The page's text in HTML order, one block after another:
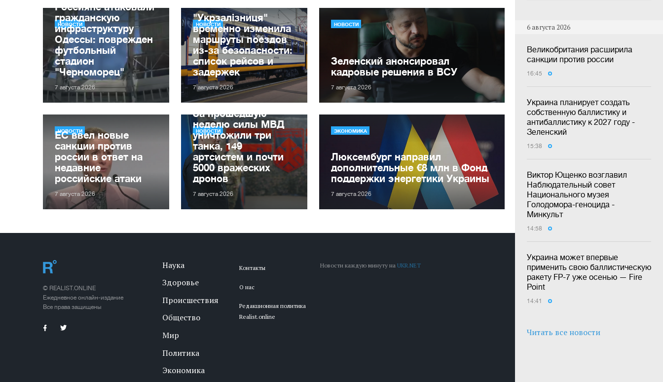
6 августа 2026
Великобритания расширила
санкции против россии
16:45
Украина планирует создать
собственную баллистику и
антибаллистику к 2027 году -
Зеленский
15:38
Виктор Ющенко возглавил
Наблюдательный совет
Национального музея
Голодомора-геноцида -
Минкульт
14:58
Украина может впервые
применить свою баллистическую
ракету FP-7 уже осенью — Fire
Point
14:41
Читать все новости
НОВОСТИ
Россияне атаковали
гражданскую
инфраструктуру
Одессы: поврежден
футбольный
стадион
"Черноморец"
7 августа 2026
НОВОСТИ
"Укрзалізниця"
временно изменила
маршруты поездов
из-за безопасности:
список рейсов и
задержек
7 августа 2026
НОВОСТИ
Зеленский анонсировал
кадровые решения в ВСУ
7 августа 2026
НОВОСТИ
ЕС ввел новые
санкции против
россии в ответ на
недавние
российские атаки
7 августа 2026
НОВОСТИ
За прошедшую
неделю силы МВД
уничтожили три
танка, 149
артсистем и почти
5000 вражеских
дронов
7 августа 2026
ЭКОНОМИКА
Люксембург направил
дополнительные €8 млн в Фонд
поддержки энергетики Украины
7 августа 2026
© REALIST.ONLINE
Ежедневное онлайн-издание
Все права защищены
Наука
Здоровье
Происшествия
Общество
Мир
Политика
Экономика
Контакты
О нас
Редакционная политика
Realist.online
Новости каждую минуту наUKR.NET